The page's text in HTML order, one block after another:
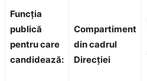
Funcţia
publică
pentru care
candidează:
Compartiment
din cadrul
Direcţiei